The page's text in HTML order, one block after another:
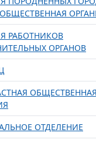
РАБОТНИКОВ
ОРГАНОВ
ОТДЕЛЕНИЕ